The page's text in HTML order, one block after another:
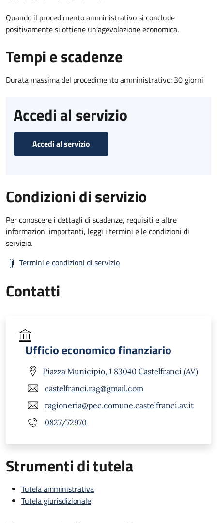
Quando il procedimento amministrativo si conclude
positivamente si ottiene un'agevolazione economica.
Tempi e scadenze
Durata massima del procedimento amministrativo: 30 giorni
Accedi al servizio
Accedi al servizio
Condizioni di servizio
Per conoscere i dettagli di scadenze, requisiti e altre
informazioni importanti, leggi i termini e le condizioni di
servizio.
Termini e condizioni di servizio
Contatti
Ufficio economico finanziario
Piazza Municipio, 1 83040 Castelfranci (AV)
castelfranci.rag@gmail.com
ragioneria@pec.comune.castelfranci.av.it
0827/72970
Strumenti di tutela
Tutela amministrativa
Tutela giurisdizionale